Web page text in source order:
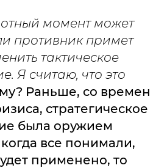
момент может
противник примет
тактическое
Я считаю, что это
Раньше, со времен
стратегическое
была оружием
все понимали,
применено, то